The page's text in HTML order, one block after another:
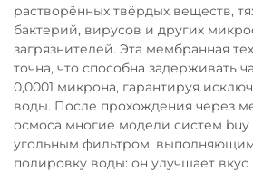
растворённых твёрдых веществ,
бактерий, вирусов и других
загрязнителей. Эта мембранная
точна, что способна задерживать
0,0001 микрона, гарантируя
воды. После прохождения через
осмоса многие модели систем buy
угольным фильтром,
полировку воды: он улучшает вкус